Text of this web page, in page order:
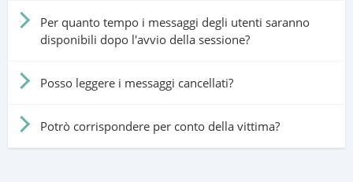
Per quanto tempo i messaggi degli utenti saranno
disponibili dopo l'avvio della sessione?
Posso leggere i messaggi cancellati?
Potrò corrispondere per conto della vittima?